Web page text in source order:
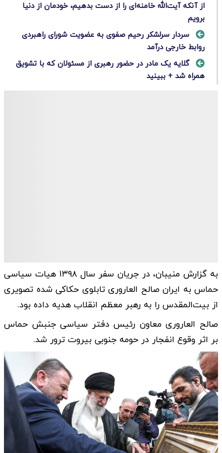
از آنکه آیت‌الله خامنه‌ای را از دست بدهیم، خودمان از دنیا
برویم
سردار سرلشکر رحیم صفوی به عضویت شورای راهبردی
روابط خارجی درآمد
گلایه یک مادر در حضور رهبری از مسئولان که با تشویق
همراه شد + ببینید
به گزارش منیبان، در جریان سفر سال ۱۳۹۸ هیات سیاسی
حماس به ایران صالح العاروری تابلوی حکاکی شده‌ تصویری
از بیت‌المقدس را به رهبر معظم انقلاب هدیه داده بود.
صالح العاروری معاون رئیس دفتر سیاسی جنبش حماس
بر اثر وقوع انفجار در حومه جنوبی بیروت ترور شد.